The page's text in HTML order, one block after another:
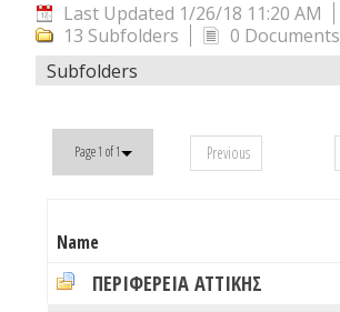
Last Updated 1/26/18 11:20 AM
13 Subfolders
0 Documents
Subfolders
Page 1 of 1 Previous
Name
ΠΕΡΙΦΕΡΕΙΑ ΑΤΤΙΚΗΣ